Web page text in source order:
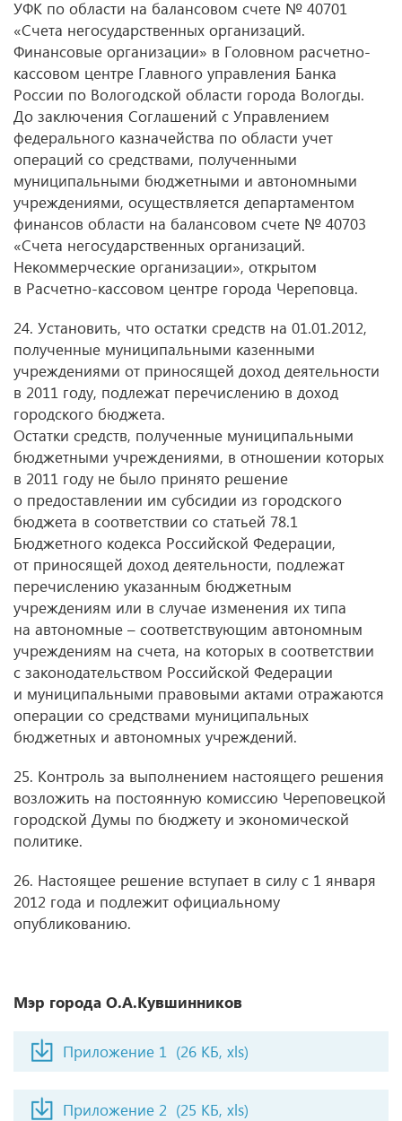
УФК по области на балансовом счете № 40701
«Счета негосударственных организаций.
Финансовые организации» в Головном расчетно-
кассовом центре Главного управления Банка
России по Вологодской области города Вологды.
До заключения Соглашений с Управлением
федерального казначейства по области учет
операций со средствами, полученными
муниципальными бюджетными и автономными
учреждениями, осуществляется департаментом
финансов области на балансовом счете № 40703
«Счета негосударственных организаций.
Некоммерческие организации», открытом
в Расчетно-кассовом центре города Череповца.
24. Установить, что остатки средств на 01.01.2012,
полученные муниципальными казенными
учреждениями от приносящей доход деятельности
в 2011 году, подлежат перечислению в доход
городского бюджета.
Остатки средств, полученные муниципальными
бюджетными учреждениями, в отношении которых
в 2011 году не было принято решение
о предоставлении им субсидии из городского
бюджета в соответствии со статьей 78.1
Бюджетного кодекса Российской Федерации,
от приносящей доход деятельности, подлежат
перечислению указанным бюджетным
учреждениям или в случае изменения их типа
на автономные – соответствующим автономным
учреждениям на счета, на которых в соответствии
с законодательством Российской Федерации
и муниципальными правовыми актами отражаются
операции со средствами муниципальных
бюджетных и автономных учреждений.
25. Контроль за выполнением настоящего решения
возложить на постоянную комиссию Череповецкой
городской Думы по бюджету и экономической
политике.
26. Настоящее решение вступает в силу с 1 января
2012 года и подлежит официальному
опубликованию.
Мэр города О.А.Кувшинников
Приложение 1 (26 КБ, xls)
Приложение 2 (25 КБ, xls)